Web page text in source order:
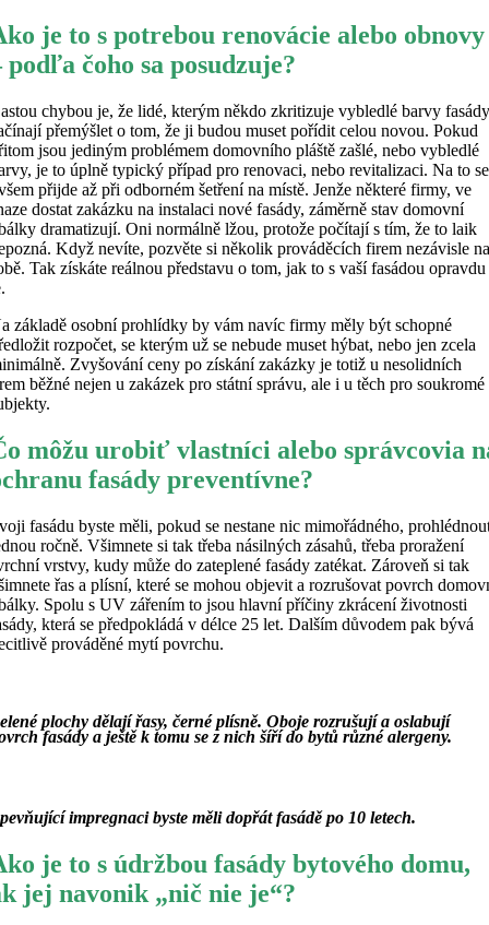
je to s potrebou renovácie alebo obnovy
podľa čoho sa posudzuje?
chybou je, že lidé, kterým někdo zkritizuje vybledlé barvy
přemýšlet o tom, že ji budou muset pořídit celou novou. Pokud
jsou jediným problémem domovního pláště zašlé, nebo vybledlé
je to úplně typický případ pro renovaci, nebo revitalizaci. Na to se
přijde až při odborném šetření na místě. Jenže některé firmy, ve
dostat zakázku na instalaci nové fasády, záměrně stav domovní
dramatizují. Oni normálně lžou, protože počítají s tím, že to laik
Když nevíte, pozvěte si několik prováděcích firem nezávisle
Tak získáte reálnou představu o tom, jak to s vaší fasádou opravdu
základě osobní prohlídky by vám navíc firmy měly být schopné
rozpočet, se kterým už se nebude muset hýbat, nebo jen zcela
Zvyšování ceny po získání zakázky je totiž u nesolidních
běžné nejen u zakázek pro státní správu, ale i u těch pro soukromé
môžu urobiť vlastníci alebo správcovia
fasády preventívne?
fasádu byste měli, pokud se nestane nic mimořádného,
ročně. Všimnete si tak třeba násilných zásahů, třeba proražení
vrstvy, kudy může do zateplené fasády zatékat. Zároveň si tak
řas a plísní, které se mohou objevit a rozrušovat povrch
Spolu s UV zářením to jsou hlavní příčiny zkrácení životnosti
která se předpokládá v délce 25 let. Dalším důvodem pak bývá
prováděné mytí povrchu.
plochy dělají řasy, černé plísně. Oboje rozrušují a oslabují
fasády a ještě k tomu se z nich šíří do bytů různé alergeny.
impregnaci byste měli dopřát fasádě po 10 letech.
je to s údržbou fasády bytového domu,
jej navonik „nič nie je“?